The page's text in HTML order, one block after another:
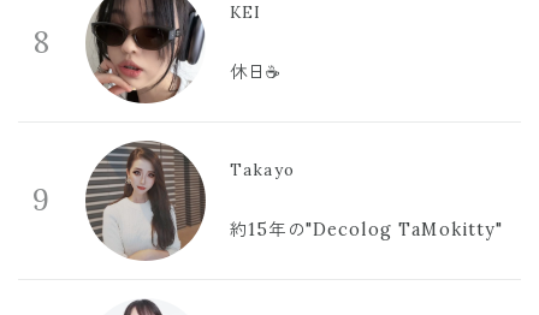
8
KEI
休日☕️
9
Takayo
約15年の"Decolog TaMokitty"